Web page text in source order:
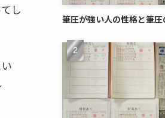
し
筆圧が強い人の性格と筆